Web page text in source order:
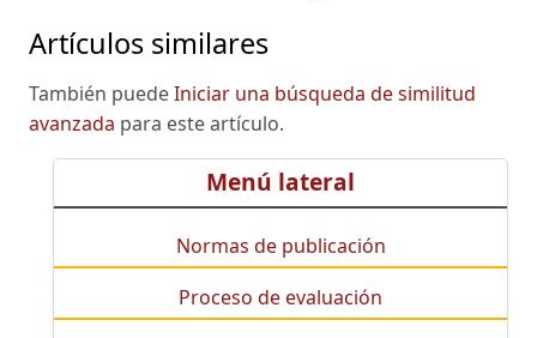
Artículos similares
También puedeIniciar una búsqueda de similitud
avanzada para este artículo.
Menú lateral
Normas de publicación
Proceso de evaluación